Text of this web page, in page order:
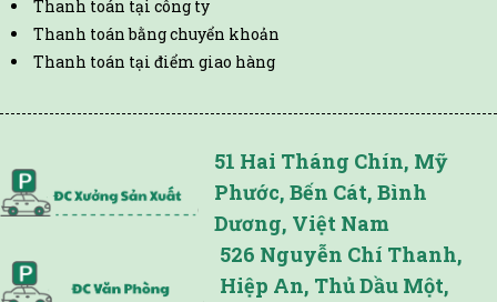
Thanh toán tại công ty
Thanh toán bằng chuyển khoản
Thanh toán tại điểm giao hàng
51 Hai Tháng Chín, Mỹ
Phước, Bến Cát, Bình
Dương, Việt Nam
526 Nguyễn Chí Thanh,
Hiệp An, Thủ Dầu Một,